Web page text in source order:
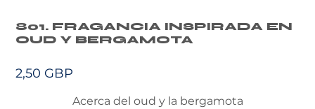
801. FRAGANCIA INSPIRADA EN
OUD Y BERGAMOTA
2,50 GBP
Acerca del oud y la bergamota